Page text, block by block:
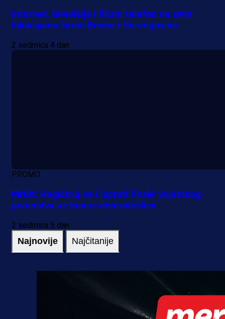
Internet, televizija i fiksni telefon na svim
lokacijama širom Bosne i Hercegovine
2 sedmica 4 dan
PROMO
MrBit: Registruj se i isprati finale Svjetskog
prvenstva uz bonus dobrodošlice
2 sedmica 5 dan
Najnovije Najčitanije